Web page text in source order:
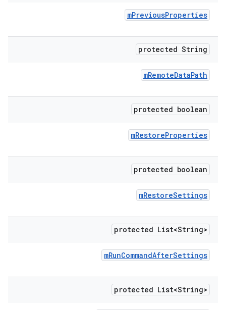
mPreviousProperties
protected String
mRemoteDataPath
protected boolean
mRestoreProperties
protected boolean
mRestoreSettings
protected List<String>
mRunCommandAfterSettings
protected List<String>